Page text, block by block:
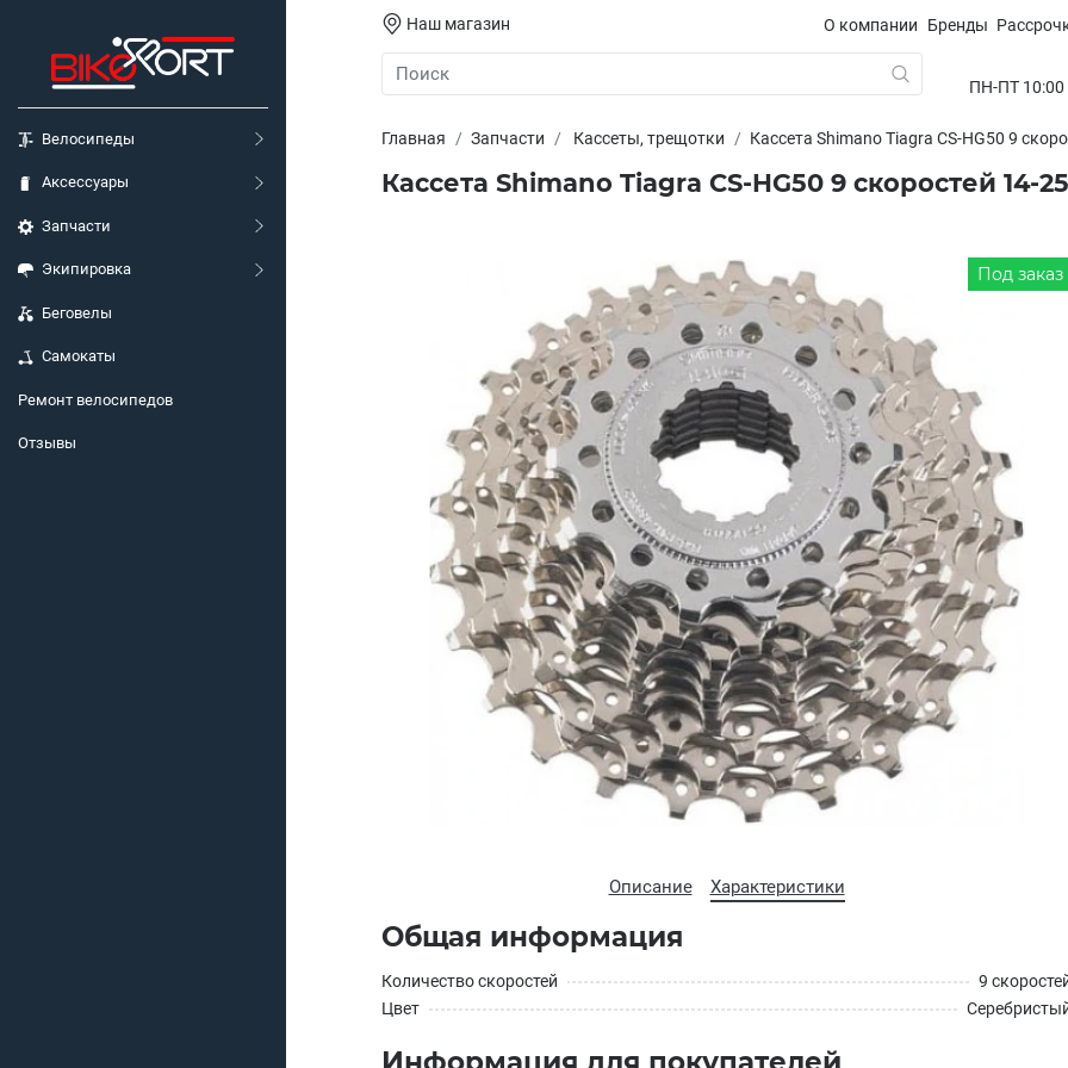
Велосипеды
Аксессуары
Запчасти
Экипировка
Беговелы
Самокаты
Ремонт велосипедов
Отзывы
О компании Бренды
Наш магазин
ПН-ПТ 10:00
Главная Запчасти Кассеты, трещотки Кассета Shimano Tiagra CS-HG50 9
Кассета Shimano Tiagra CS-HG50 9 скоростей 14-25
Под заказ
Описание Характеристики
Общая информация
Количество скоростей
9
Цвет